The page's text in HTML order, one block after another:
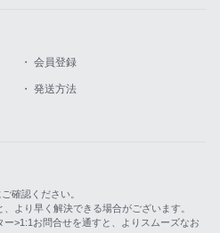
・ 会員登録
・ 発送方法
確認ください。
より早く解決できる場合がございます。
>1:1お問合せを通すと、よりスムーズなお